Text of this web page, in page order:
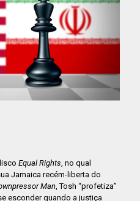
Equal Rights, no qual
Jamaica recém-liberta do
Man, Tosh “profetiza”
esconder quando a justiça